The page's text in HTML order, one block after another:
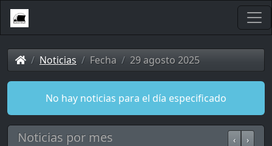
Noticias Fecha 29 agosto 2025
No hay noticias para el día especificado
Noticias por mes ‹ ›